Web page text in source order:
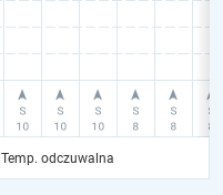
Temp. odczuwalna